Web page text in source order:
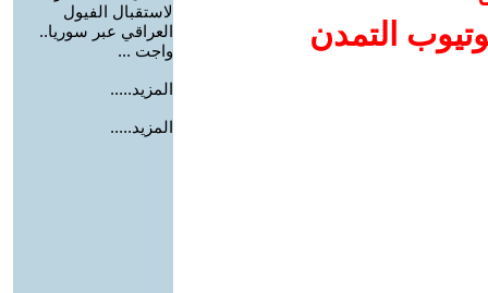
التمدن
لاستقبال الفيول
العراقي عبر سوريا..
واجت ...
المزيد.....
المزيد.....